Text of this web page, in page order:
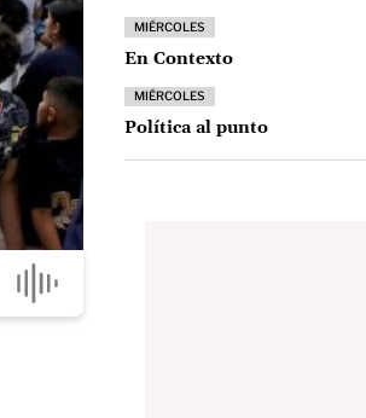
MIÉRCOLES
En Contexto
MIÉRCOLES
Política al punto